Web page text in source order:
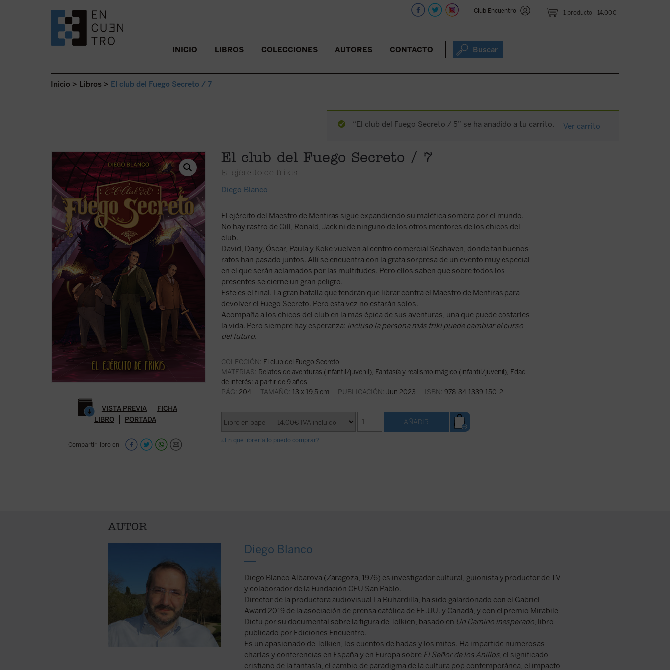
1 producto 14,00€
Club Encuentro
SALTAR AL CONTENIDO. INICIO LIBROS COLECCIONES AUTORES CONTACTO Buscar
Inicio > Libros > El club del Fuego Secreto / 7
“El club del Fuego Secreto / 5” se ha añadido a tu carrito. Ver carrito
VISTA PREVIA
FICHA
LIBRO
PORTADA
Compartir libro en
El club del Fuego Secreto / 7
El ejército de frikis
Diego Blanco
El ejército del Maestro de Mentiras sigue expandiendo su maléfica sombra por el mundo.
No hay rastro de Gill, Ronald, Jack ni de ninguno de los otros mentores de los chicos del
club.
David, Dany, Óscar, Paula y Koke vuelven al centro comercial Seahaven, donde tan buenos
ratos han pasado juntos. Allí se encuentra con la grata sorpresa de un evento muy especial
en el que serán aclamados por las multitudes. Pero ellos saben que sobre todos los
presentes se cierne un gran peligro.
Este es el final. La gran batalla que tendrán que librar contra el Maestro de Mentiras para
devolver el Fuego Secreto. Pero esta vez no estarán solos.
Acompaña a los chicos del club en la más épica de sus aventuras, una que puede costarles
la vida. Pero siempre hay esperanza: incluso la persona más friki puede cambiar el curso
del futuro.
COLECCIÓN: El club del Fuego Secreto
MATERIAS: Relatos de aventuras (infantil/juvenil), Fantasía y realismo mágico (infantil/juvenil), Edad
de interés: a partir de 9 años
PÁG: 204 TAMAÑO: 13 x 19,5 cm PUBLICACIÓN: Jun 2023 ISBN: 978-84-1339-150-2
¿En qué librería lo puedo comprar?
AUTOR
Diego Blanco
Diego Blanco Albarova (Zaragoza, 1976) es investigador cultural, guionista y productor de TV
y colaborador de la Fundación CEU San Pablo.
Director de la productora audiovisual La Buhardilla, ha sido galardonado con el Gabriel
Award 2019 de la asociación de prensa católica de EE.UU. y Canadá, y con el premio Mirabile
Dictu por su documental sobre la figura de Tolkien, basado en Un Camino inesperado, libro
publicado por Ediciones Encuentro.
Es un apasionado de Tolkien, los cuentos de hadas y los mitos. Ha impartido numerosas
charlas y conferencias en España y en Europa sobre El Señor de los Anillos, el significado
cristiano de la fantasía, el cambio de paradigma de la cultura pop contemporánea, el impacto